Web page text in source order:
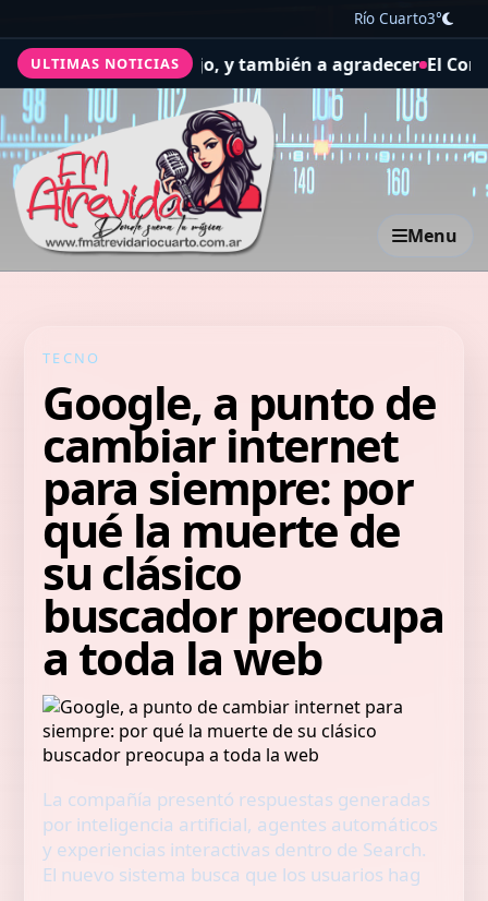
Río Cuarto3°
ULTIMAS NOTICIAS
el trabajo, y también a agradecer El Concejo
Menu
TECNO
Google, a punto de
cambiar internet
para siempre: por
qué la muerte de
su clásico
buscador preocupa
a toda la web
La compañía presentó respuestas generadas
por inteligencia artificial, agentes automáticos
y experiencias interactivas dentro de Search.
El nuevo sistema busca que los usuarios hag